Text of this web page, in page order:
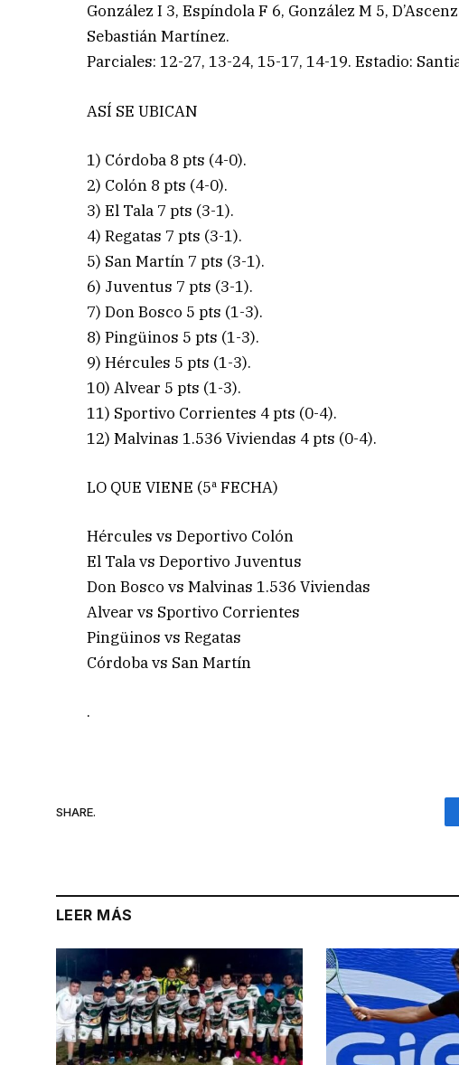
González I 3, Espíndola F 6, González M 5,
Sebastián Martínez.
Parciales: 12-27, 13-24, 15-17, 14-19. Estadio:
ASÍ SE UBICAN
1) Córdoba 8 pts (4-0).
2) Colón 8 pts (4-0).
3) El Tala 7 pts (3-1).
4) Regatas 7 pts (3-1).
5) San Martín 7 pts (3-1).
6) Juventus 7 pts (3-1).
7) Don Bosco 5 pts (1-3).
8) Pingüinos 5 pts (1-3).
9) Hércules 5 pts (1-3).
10) Alvear 5 pts (1-3).
11) Sportivo Corrientes 4 pts (0-4).
12) Malvinas 1.536 Viviendas 4 pts (0-4).
LO QUE VIENE (5ª FECHA)
Hércules vs Deportivo Colón
El Tala vs Deportivo Juventus
Don Bosco vs Malvinas 1.536 Viviendas
Alvear vs Sportivo Corrientes
Pingüinos vs Regatas
Córdoba vs San Martín
.
SHARE.
LEER MÁS